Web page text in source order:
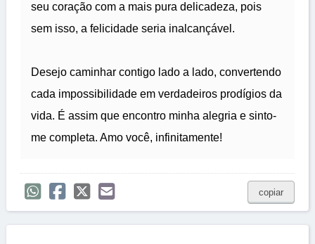
seu coração com a mais pura delicadeza, pois
sem isso, a felicidade seria inalcançável.
Desejo caminhar contigo lado a lado, convertendo
cada impossibilidade em verdadeiros prodígios da
vida. É assim que encontro minha alegria e sinto-
me completa. Amo você, infinitamente!
copiar